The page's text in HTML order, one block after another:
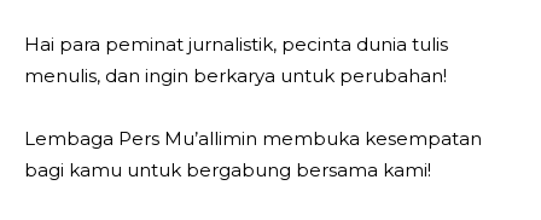
Hai para peminat jurnalistik, pecinta dunia tulis
menulis, dan ingin berkarya untuk perubahan!
Lembaga Pers Mu’allimin membuka kesempatan
bagi kamu untuk bergabung bersama kami!